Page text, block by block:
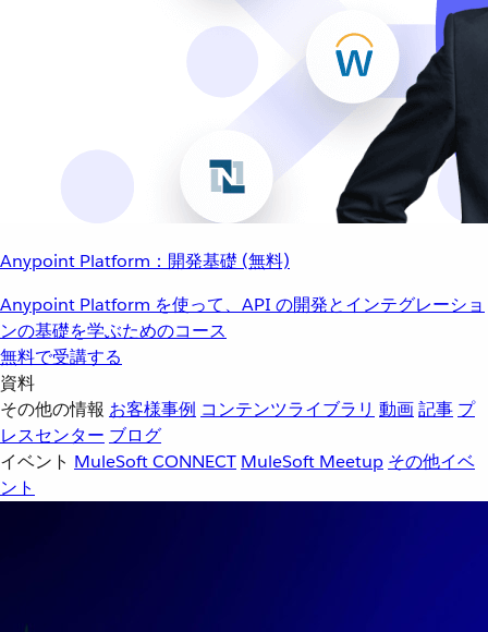
Anypoint Platform：開発基礎 (無料)
Anypoint Platform を使って、API の開発とインテグレーショ
ンの基礎を学ぶためのコース
無料で受講する
資料
その他の情報 お客様事例 コンテンツライブラリ 動画記事 プ
レスセンター ブログ
イベント MuleSoft CONNECT MuleSoft Meetup その他イベ
ント